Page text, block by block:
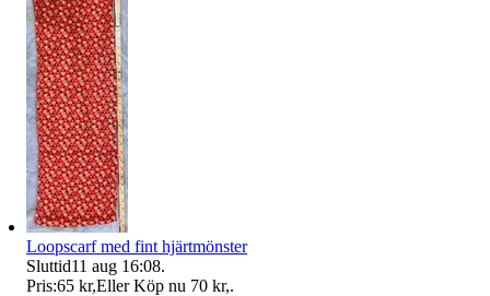
Loopscarf med fint hjärtmönster
Sluttid11 aug 16:08.
Pris:65 kr,Eller Köp nu 70 kr,.